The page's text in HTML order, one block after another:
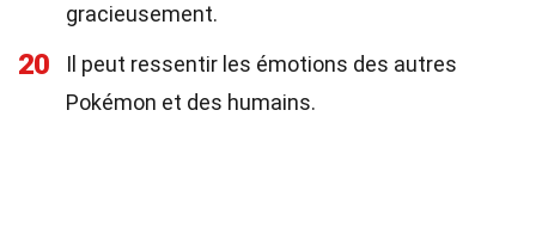
gracieusement.
20
Il peut ressentir les émotions des autres
Pokémon et des humains.